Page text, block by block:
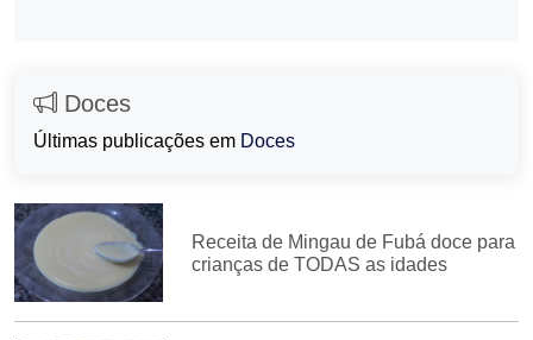
Doces
Últimas publicações em Doces
Receita de Mingau de Fubá doce para
crianças de TODAS as idades